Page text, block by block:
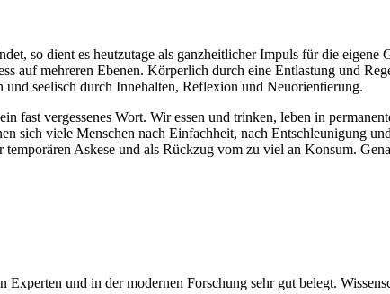
so dient es heutzutage als ganzheitlicher Impuls für die
auf mehreren Ebenen. Körperlich durch eine Entlastung und
seelisch durch Innehalten, Reflexion und Neuorientierung.
fast vergessenes Wort. Wir essen und trinken, leben in
sich viele Menschen nach Einfachheit, nach Entschleunigung
Askese und als Rückzug vom zu viel an Konsum.
Experten und in der modernen Forschung sehr gut belegt.